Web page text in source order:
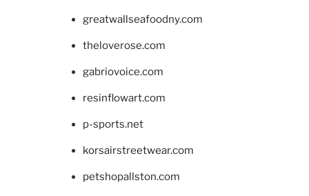
greatwallseafoodny.com
theloverose.com
gabriovoice.com
resinflowart.com
p-sports.net
korsairstreetwear.com
petshopallston.com